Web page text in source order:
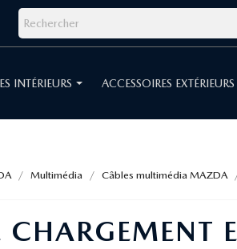
INTÉRIEURS ACCESSOIRES EXTÉRIEURS
Multimédia Câbles multimédia MAZDA
CHARGEMENT